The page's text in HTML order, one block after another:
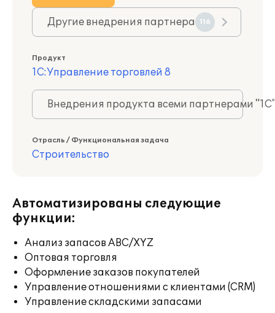
Другие внедрения партнера 116
Продукт
1С:Управление торговлей 8
Внедрения продукта всеми партнерами
Отрасль / Функциональная задача
Строительство
Автоматизированы следующие
функции:
Анализ запасов ABC/XYZ
Оптовая торговля
Оформление заказов покупателей
Управление отношениями с клиентами (CRM)
Управление складскими запасами